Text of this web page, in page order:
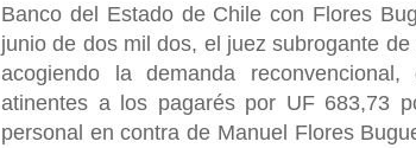
Banco del Estado de Chile con Flores
junio de dos mil dos, el juez subrogante
acogiendo la demanda
atinentes a los pagarés por UF 683,73
personal en contra de Manuel Flores